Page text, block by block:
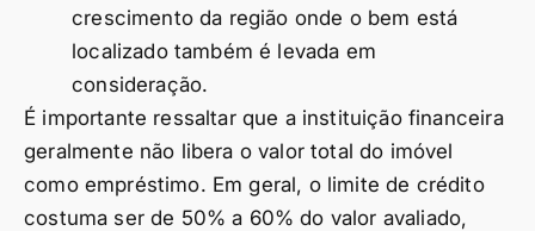
crescimento da região onde o bem está
localizado também é levada em
consideração.
É importante ressaltar que a instituição financeira
geralmente não libera o valor total do imóvel
como empréstimo. Em geral, o limite de crédito
costuma ser de 50% a 60% do valor avaliado,